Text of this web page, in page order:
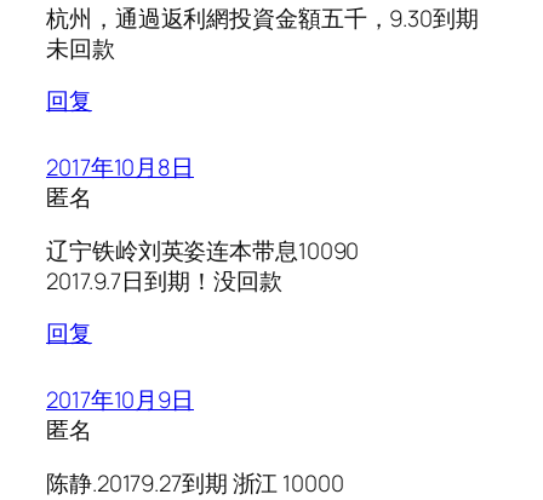
杭州，通過返利網投資金額五千，9.30到期
未回款
回复
2017年10月8日
匿名
辽宁铁岭刘英姿连本带息10090
2017.9.7日到期！没回款
回复
2017年10月9日
匿名
陈静.20179.27到期 浙江 10000